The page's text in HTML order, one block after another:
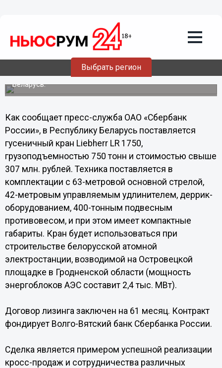
Выбрать регион
«Сбербанк Лизинг» развивает
трансграничный лизинг
Дочернее общество компании – ЗАО «БПС-лизинг»
(Беларусь), заключило сделку с Представительством
ОАО «Нижегородская инжиниринговая компания
«Атомэнергопроект» (ОАО «НИАЭП») в Республике
Беларусь.
Как сообщает пресс-служба ОАО «Сбербанк
России», в Республику Беларусь поставляется
гусеничный кран Liebherr LR 1750,
грузоподъемностью 750 тонн и стоимостью свыше
307 млн. рублей. Техника поставляется в
комплектации с 63-метровой основной стрелой,
42-метровым управляемым удлинителем, деррик-
оборудованием, 400-тонным подвесным
противовесом, и при этом имеет компактные
габариты. Кран будет использоваться при
строительстве белорусской атомной
электростанции, возводимой на Островецкой
площадке в Гродненской области (мощность
энергоблоков АЭС составит 2,4 тыс. МВт).
Договор лизинга заключен на 61 месяц. Контракт
фондирует Волго-Вятский банк Сбербанка России.
Сделка является примером успешной реализации
кросс-продаж и сотрудничества различных